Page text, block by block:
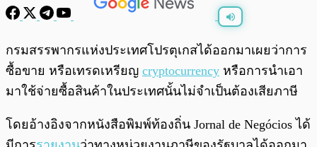
0:00
กรมสรรพากรแห่งประเทศโปรตุเกสได้ออกมาเผยว่าการ
ซื้อขาย หรือเทรดเหรียญ cryptocurrency หรือการนำเอา
มาใช้จ่ายซื้อสินค้าในประเทศนั้นไม่จำเป็นต้องเสียภาษี
โดยอ้างอิงจากหนังสือพิมพ์ท้องถิ่น Jornal de Negócios ได้